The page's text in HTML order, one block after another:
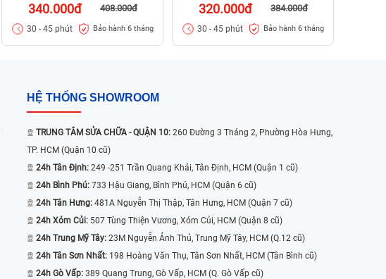
340.000đ 408.000đ
30 - 45 phút Bảo hành 6 tháng
320.000đ 384.000đ
30 - 45 phút Bảo hành 6 tháng
HỆ THỐNG SHOWROOM
TRUNG TÂM SỬA CHỮA - QUẬN 10: 260 Đường 3 Tháng 2, Phường Hòa Hưng,
TP. HCM (Quận 10 cũ)
24h Tân Định: 249 -251 Trần Quang Khải, Tân Định, HCM (Quận 1 cũ)
24h Bình Phú: 733 Hậu Giang, Bình Phú, HCM (Quận 6 cũ)
24h Tân Hưng: 481A Nguyễn Thị Thập, Tân Hưng, HCM (Quận 7 cũ)
24h Xóm Củi: 507 Tùng Thiện Vương, Xóm Củi, HCM (Quận 8 cũ)
24h Trung Mỹ Tây: 23M Nguyễn Ảnh Thủ, Trung Mỹ Tây, HCM (Q.12 cũ)
24h Tân Sơn Nhất: 198 Hoàng Văn Thụ, Tân Sơn Nhất, HCM (Tân Bình cũ)
24h Gò Vấp: 389 Quang Trung, Gò Vấp, HCM (Q. Gò Vấp cũ)